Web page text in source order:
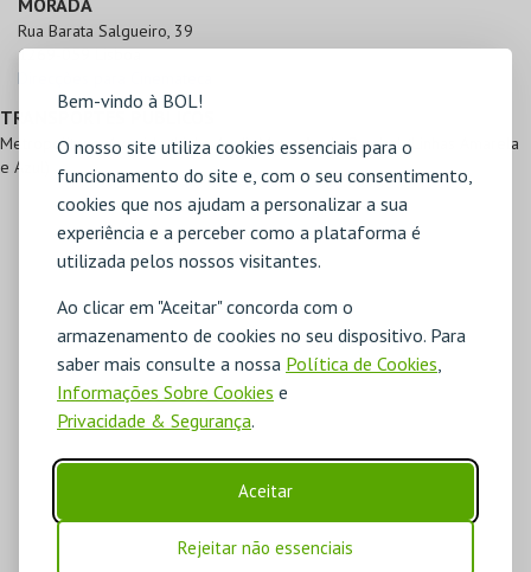
Bem-vindo à BOL!
O nosso site utiliza cookies essenciais para o
funcionamento do site e, com o seu consentimento,
cookies que nos ajudam a personalizar a sua
experiência e a perceber como a plataforma é
utilizada pelos nossos visitantes.
Ao clicar em "Aceitar" concorda com o
armazenamento de cookies no seu dispositivo. Para
saber mais consulte a nossa Política de Cookies
Informações Sobre Cookies e
Privacidade & Segurança.
Aceitar
Rejeitar não essenciais
MORADA
Rua Barata Salgueiro, 39
1269-059 Lisboa
Direcções para Cinemateca
TRANSPORTES PÚBLICOS
Metropolitano: Avenida (Linha Azul), Marquês de Pombal (Linhas Amarela
e Azul)